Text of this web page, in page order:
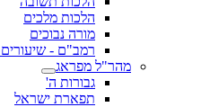
הלכות מלכים
מורה נבוכים
רמב"ם - שיעורים
מהר"ל מפראג
גבורות ה'
תפארת ישראל